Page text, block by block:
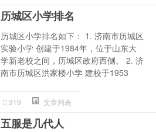
历城区小学排名
历城区小学排名如下： 1. 济南市历城区
实验小学 创建于1984年，位于山东大
学新老校之间，历城区政府西侧。 2. 济
南市历城区洪家楼小学 建校于1953
319 文章列表
五服是几代人